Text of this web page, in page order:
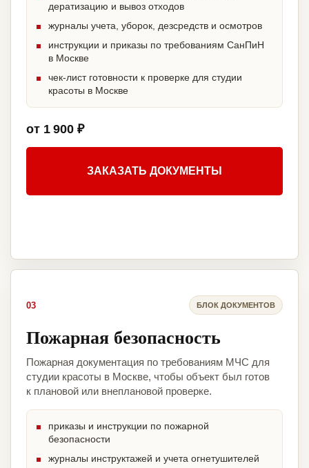
дератизацию и вывоз отходов
журналы учета, уборок, дезсредств и осмотров
инструкции и приказы по требованиям СанПиН
в Москве
чек-лист готовности к проверке для студии
красоты в Москве
от 1 900 ₽
ЗАКАЗАТЬ ДОКУМЕНТЫ
03 БЛОК ДОКУМЕНТОВ
Пожарная безопасность
Пожарная документация по требованиям МЧС для
студии красоты в Москве, чтобы объект был готов
к плановой или внеплановой проверке.
приказы и инструкции по пожарной
безопасности
журналы инструктажей и учета огнетушителей